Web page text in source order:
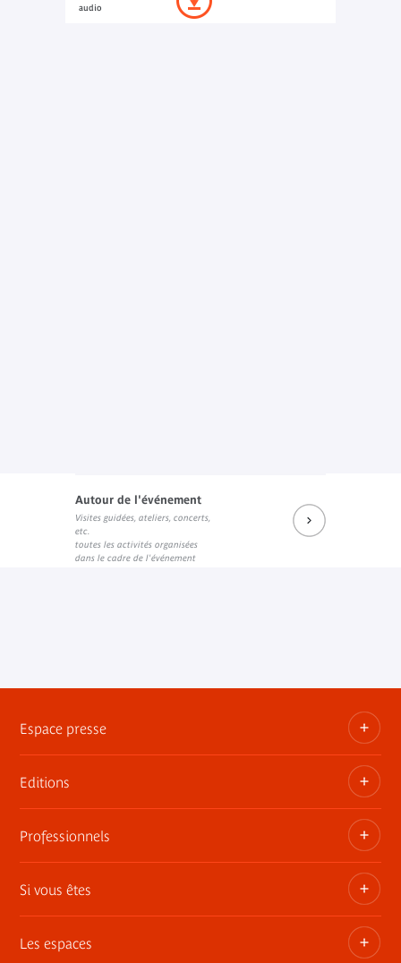
audio
Autour de l'événement
Visites guidées, ateliers, concerts,
etc.
toutes les activités organisées
dans le cadre de l'événement
Espace presse
Dossiers, communiqués, bandes annonces
Contact presse
Editions
Les publications du musée
Professionnels
Privatisez les espaces
Si vous êtes
Adhérent
Les espaces